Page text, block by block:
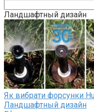
Ландшафтный дизайн
Як вибрати форсунки
Ландшафтный дизайн